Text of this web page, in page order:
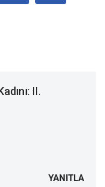
II.
YANITLA